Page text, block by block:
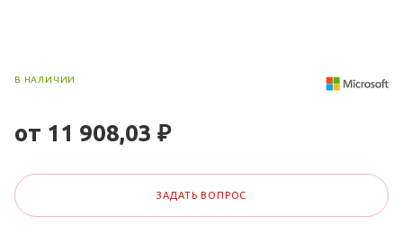
В НАЛИЧИИ
от 11 908,03 ₽
ЗАДАТЬ ВОПРОС